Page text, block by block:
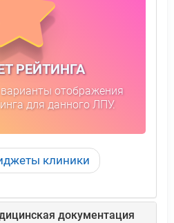
РЕЙТИНГА
отображения
для данного ЛПУ.
клиники
документация